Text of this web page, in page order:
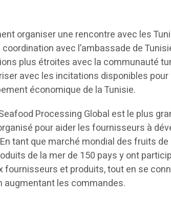
organiser une rencontre avec les
avec l’ambassade de
plus étroites avec la communauté
avec les incitations disponibles pour
économique de la Tunisie.
Processing Global est le plus
pour aider les fournisseurs à
tant que marché mondial des fruits de
de la mer de 150 pays y ont
fournisseurs et produits, tout en se
les commandes.